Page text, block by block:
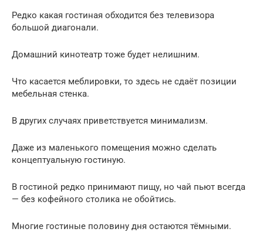
Редко какая гостиная обходится без телевизора
большой диагонали.
Домашний кинотеатр тоже будет нелишним.
Что касается меблировки, то здесь не сдаёт позиции
мебельная стенка.
В других случаях приветствуется минимализм.
Даже из маленького помещения можно сделать
концептуальную гостиную.
В гостиной редко принимают пищу, но чай пьют всегда
— без кофейного столика не обойтись.
Многие гостиные половину дня остаются тёмными.